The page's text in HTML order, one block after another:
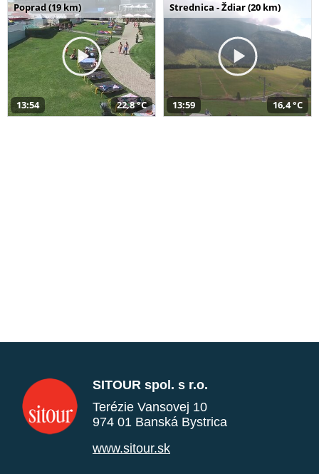
Poprad (19 km)
13:54 22,8 °C
Strednica - Ždiar (20 km)
13:59 16,4 °C
SITOUR spol. s r.o.
Terézie Vansovej 10
974 01 Banská Bystrica
www.sitour.sk